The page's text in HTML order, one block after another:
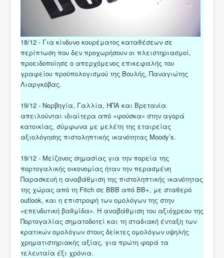
18/12 - Για κίνδυνο κουρέματος καταθέσεων σε
περίπτωση που δεν προχωρήσουν οι πλειστηριασμοί,
προειδοποίησε ο απερχόμενος επικεφαλής του
γραφείου προϋπολογισμού της Βουλής, Παναγιώτης
Λιαργκόβας.
19/12 - Νορβηγία, Γαλλία, ΗΠΑ και Βρετανία
απειλούνται ιδιαίτερα από «φούσκα» στην αγορά
κατοικίας, σύμφωνα με μελέτη της εταιρείας
αξιολόγησης πιστοληπτικής ικανότητας Moody’s.
19/12 - Mείζονος σημασίας για την πορεία της
πορτογαλικής οικονομίας ήταν την περασμένη
Παρασκευή η αναβάθμιση της πιστοληπτικής ικανότητας
της χώρας από τη Fitch σε BBB από ΒΒ+, με σταθερό
outlook, και η επιστροφή των ομολόγων της στην
«επενδυτική βαθμίδα». Η αναβάθμιση του αξιόχρεου της
Πορτογαλίας σηματοδοτεί και τη σταδιακή ένταξη των
κρατικών ομολόγων στους δείκτες ομολόγων υψηλής
χρηματιστηριακής αξίας, για πρώτη φορά τα
τελευταία έξι χρόνια.